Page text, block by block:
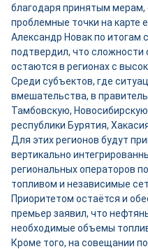
благодаря принятым
проблемные точки на карте
Александр Новак по итогам
подтвердил, что сложности
остаются в регионах с
Среди субъектов, где
вмешательства, в
Тамбовскую,
республики Бурятия,
Для этих регионов будут
вертикально
региональных операторов
топливом и независимые
Приоритетом остаётся и
премьер заявил, что
необходимые объемы
Кроме того, на совещании